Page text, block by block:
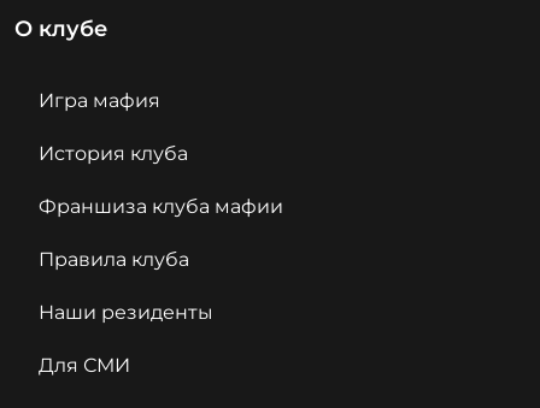
О клубе
Игра мафия
История клуба
Франшиза клуба мафии
Правила клуба
Наши резиденты
Для СМИ